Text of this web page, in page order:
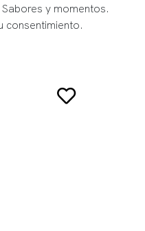
y momentos.
consentimiento.